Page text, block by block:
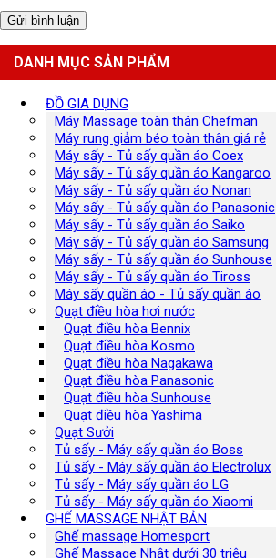
DANH MỤC SẢN PHẨM
ĐỒ GIA DỤNG
Máy Massage toàn thân Chefman
Máy rung giảm béo toàn thân giá rẻ
Máy sấy - Tủ sấy quần áo Coex
Máy sấy - Tủ sấy quần áo Kangaroo
Máy sấy - Tủ sấy quần áo Nonan
Máy sấy - Tủ sấy quần áo Panasonic
Máy sấy - Tủ sấy quần áo Saiko
Máy sấy - Tủ sấy quần áo Samsung
Máy sấy - Tủ sấy quần áo Sunhouse
Máy sấy - Tủ sấy quần áo Tiross
Máy sấy quần áo - Tủ sấy quần áo
Quạt điều hòa hơi nước
Quạt điều hòa Bennix
Quạt điều hòa Kosmo
Quạt điều hòa Nagakawa
Quạt điều hòa Panasonic
Quạt điều hòa Sunhouse
Quạt điều hòa Yashima
Quạt Sưởi
Tủ sấy - Máy sấy quần áo Boss
Tủ sấy - Máy sấy quần áo Electrolux
Tủ sấy - Máy sấy quần áo LG
Tủ sấy - Máy sấy quần áo Xiaomi
GHẾ MASSAGE NHẬT BẢN
Ghế massage Homesport
Ghế Massage Nhật dưới 30 triệu